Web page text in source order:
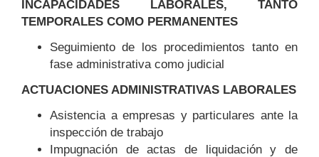
INCAPACIDADES LABORALES, TANTO
TEMPORALES COMO PERMANENTES
Seguimiento de los procedimientos tanto en
fase administrativa como judicial
ACTUACIONES ADMINISTRATIVAS LABORALES
Asistencia a empresas y particulares ante la
inspección de trabajo
Impugnación de actas de liquidación y de